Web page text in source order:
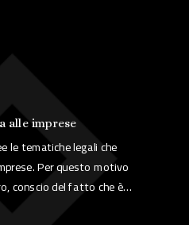
alle imprese
le tematiche legali che
Per questo motivo
conscio del fatto che è…